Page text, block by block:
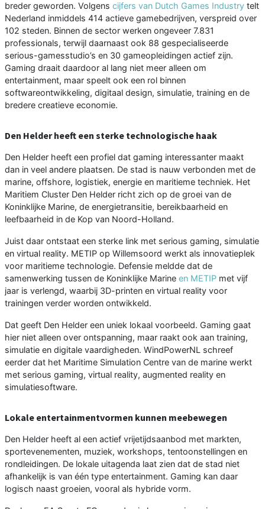
breder geworden. Volgens cijfers van Dutch Games Industry telt
Nederland inmiddels 414 actieve gamebedrijven, verspreid over
102 steden. Binnen de sector werken ongeveer 7.831
professionals, terwijl daarnaast ook 88 gespecialiseerde
serious-gamesstudio’s en 30 gameopleidingen actief zijn.
Gaming draait daardoor al lang niet meer alleen om
entertainment, maar speelt ook een rol binnen
softwareontwikkeling, digitaal design, simulatie, training en de
bredere creatieve economie.
Den Helder heeft een sterke technologische haak
Den Helder heeft een profiel dat gaming interessanter maakt
dan in veel andere plaatsen. De stad is nauw verbonden met de
marine, offshore, logistiek, energie en maritieme techniek. Het
Maritiem Cluster Den Helder richt zich op de groei van de
Koninklijke Marine, de energietransitie, bereikbaarheid en
leefbaarheid in de Kop van Noord-Holland.
Juist daar ontstaat een sterke link met serious gaming, simulatie
en virtual reality. METIP op Willemsoord werkt als innovatieplek
voor maritieme technologie. Defensie meldde dat de
samenwerking tussen de Koninklijke Marine en METIP met vijf
jaar is verlengd, waarbij 3D-printen en virtual reality voor
trainingen verder worden ontwikkeld.
Dat geeft Den Helder een uniek lokaal voorbeeld. Gaming gaat
hier niet alleen over ontspanning, maar raakt ook aan training,
simulatie en digitale vaardigheden. WindPowerNL schreef
eerder dat het Maritime Simulation Centre van de marine werkt
met serious gaming, virtual reality, augmented reality en
simulatiesoftware.
Lokale entertainmentvormen kunnen meebewegen
Den Helder heeft al een actief vrijetijdsaanbod met markten,
sportevenementen, muziek, workshops, tentoonstellingen en
rondleidingen. De lokale uitagenda laat zien dat de stad niet
afhankelijk is van één type entertainment. Gaming kan daar
logisch naast groeien, vooral als hybride vorm.